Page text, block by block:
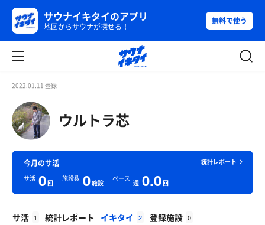
サウナイキタイのアプリ
地図からサウナが探せる！
無料で使う
2022.01.11 登録
ウルトラ芯
統計レポート
今月のサ活
サ活 0回
施設数 0施設
ペース
週 0.0回
サ活 1 統計レポート イキタイ 2 登録施設 0